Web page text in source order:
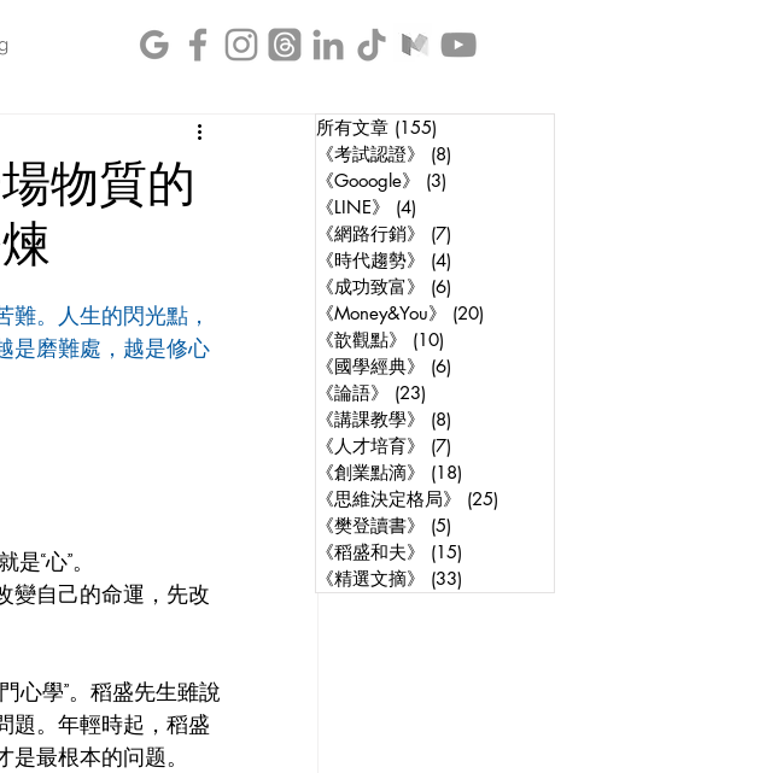
物質的
。人生的閃光點，
是磨難處，越是修心
“心”。
變自己的命運，先改
心學”。稻盛先生雖說
題。年輕時起，稻盛
最根本的问题。
所有文章 (155)
《考試認證》
(8)
《Gooogle》
(3)
《LINE》
(4)
《網路行銷》
(7)
《時代趨勢》
(4)
《成功致富》
(6)
《Money&You》
(20)
《歆觀點》
(10)
《國學經典》
(6)
《論語》
(23)
《講課教學》
(8)
《人才培育》
(7)
《創業點滴》
(18)
《思維決定格局》
(25)
《樊登讀書》
(5)
《稻盛和夫》
(15)
《精選文摘》
(33)